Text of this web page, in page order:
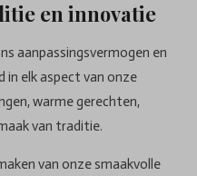
en innovatie
aanpassingsvermogen en
elk aspect van onze
warme gerechten,
van traditie.
van onze smaakvolle